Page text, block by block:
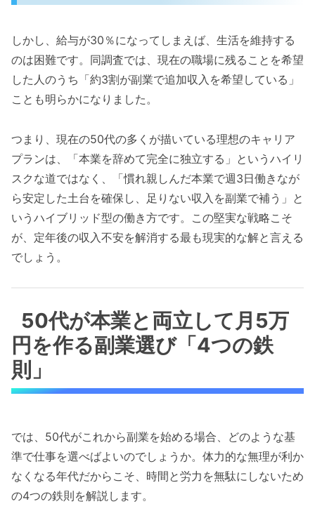
しかし、給与が30％になってしまえば、生活を維持する
のは困難です。同調査では、現在の職場に残ることを希望
した人のうち「約3割が副業で追加収入を希望している」
ことも明らかになりました。
つまり、現在の50代の多くが描いている理想のキャリア
プランは、「本業を辞めて完全に独立する」というハイリ
スクな道ではなく、「慣れ親しんだ本業で週3日働きなが
ら安定した土台を確保し、足りない収入を副業で補う」と
いうハイブリッド型の働き方です。この堅実な戦略こそ
が、定年後の収入不安を解消する最も現実的な解と言える
でしょう。
50代が本業と両立して月5万
円を作る副業選び「4つの鉄
則」
では、50代がこれから副業を始める場合、どのような基
準で仕事を選べばよいのでしょうか。体力的な無理が利か
なくなる年代だからこそ、時間と労力を無駄にしないため
の4つの鉄則を解説します。